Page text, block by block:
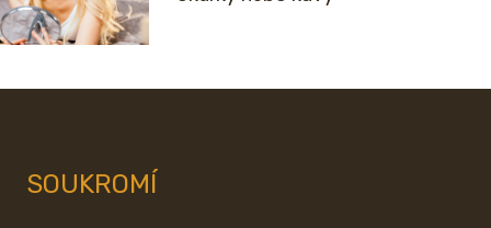
SOUKROMÍ